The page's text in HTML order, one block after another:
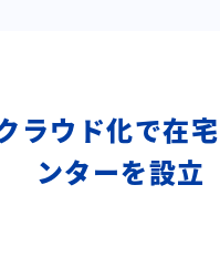
ラウド化で在
ンターを設立